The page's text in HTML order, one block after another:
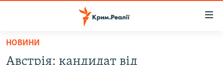
Перейти
НОВИНИ
Австрія: кандидат від